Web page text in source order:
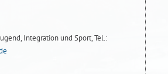
Integration und Sport, Tel.: